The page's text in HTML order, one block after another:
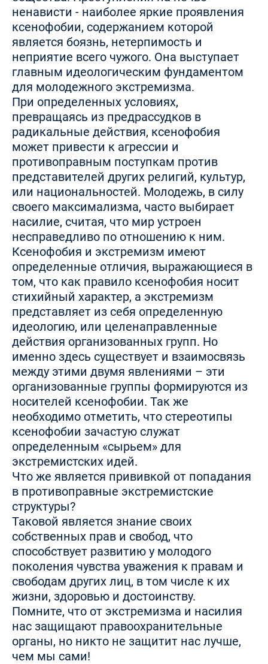
ненависти - наиболее яркие проявления
ксенофобии, содержанием которой
является боязнь, нетерпимость и
неприятие всего чужого. Она выступает
главным идеологическим фундаментом
для молодежного экстремизма.
При определенных условиях,
превращаясь из предрассудков в
радикальные действия, ксенофобия
может привести к агрессии и
противоправным поступкам против
представителей других религий, культур,
или национальностей. Молодежь, в силу
своего максимализма, часто выбирает
насилие, считая, что мир устроен
несправедливо по отношению к ним.
Ксенофобия и экстремизм имеют
определенные отличия, выражающиеся в
том, что как правило ксенофобия носит
стихийный характер, а экстремизм
представляет из себя определенную
идеологию, или целенаправленные
действия организованных групп. Но
именно здесь существует и взаимосвязь
между этими двумя явлениями – эти
организованные группы формируются из
носителей ксенофобии. Так же
необходимо отметить, что стереотипы
ксенофобии зачастую служат
определенным «сырьем» для
экстремистских идей.
Что же является прививкой от попадания
в противоправные экстремистские
структуры?
Таковой является знание своих
собственных прав и свобод, что
способствует развитию у молодого
поколения чувства уважения к правам и
свободам других лиц, в том числе к их
жизни, здоровью и достоинству.
Помните, что от экстремизма и насилия
нас защищают правоохранительные
органы, но никто не защитит нас лучше,
чем мы сами!